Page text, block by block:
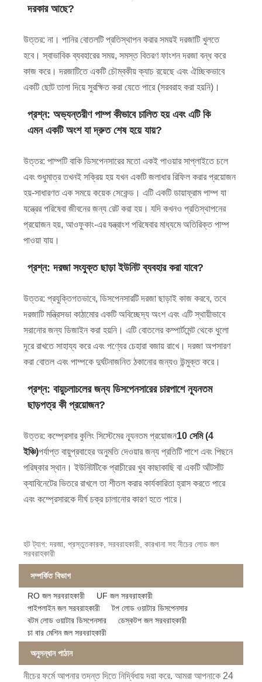
দরকার আছে?
উত্তর: না। পানির বোতলটি প্রতিস্থাপন করার সময়ই দরজাটি খুলতে
হবে। স্বাভাবিক ব্যবহারের সময়, সমস্ত বিতরণ ফাংশন দরজা বন্ধ করে
কাজ করে। দরজাটিতে একটি চৌম্বকীয় ক্যাচ রয়েছে এবং ঐচ্ছিকভাবে
একটি ছোট তালা দিয়ে সুরক্ষিত করা যেতে পারে (সরবরাহ করা হয়নি)।
প্রশ্ন: অভ্যন্তরীণ পাম্প কীভাবে চালিত হয় এবং এটি কি
এমন একটি অংশ যা দ্রুত শেষ হয়ে যায়?
উত্তর: পাম্পটি বাকি ডিসপেনসারের মতো একই পাওয়ার সাপ্লাইতে চলে
এবং শুধুমাত্র তখনই সক্রিয় হয় যখন একটি জলাধার রিফিল করার প্রয়োজন
হয়-সাধারণত এক সময়ে কয়েক সেকেন্ড। এটি একটি ডায়াফ্রাম পাম্প যা
যন্ত্রের পরিষেবা জীবনের জন্য রেট করা হয়। যদি কখনও প্রতিস্থাপনের
প্রয়োজন হয়, আওফুকাং-এর যন্ত্রাংশ পরিষেবার মাধ্যমে অতিরিক্ত পাম্প
পাওয়া যায়।
প্রশ্ন: দরজা সংযুক্ত ছাড়া ইউনিট ব্যবহার করা যাবে?
উত্তর: প্রযুক্তিগতভাবে, ডিসপেনসারটি দরজা ছাড়াই কাজ করবে, তবে
দরজাটি মন্ত্রিসভা কাঠামোর একটি অবিচ্ছেদ্য অংশ এবং এটি স্থায়ীভাবে
সরানোর জন্য ডিজাইন করা হয়নি। এটি বোতলের কম্পার্টমেন্ট থেকে ধুলো
দূরে রাখতে সাহায্য করে এবং পণ্যের চেহারা বজায় রাখে। দরজা অপসারণ
করা বোতল এবং পাম্পকে দুর্ঘটনাজনিত ঠকানোর জন্যও উন্মুক্ত করে।
প্রশ্ন: বায়ুচলাচলের জন্য ডিসপেনসারের চারপাশে ন্যূনতম
ছাড়পত্র কী প্রয়োজন?
উত্তর: কম্প্রেসার কুলিং সিস্টেমের ন্যূনতম প্রয়োজন10 সেমি (4
ইঞ্চি)পর্যাপ্ত বায়ুপ্রবাহের অনুমতি দেওয়ার জন্য প্রতিটি পাশে এবং পিছনে
পরিষ্কার স্থান। ইউনিটটিকে প্রাচীরের খুব কাছাকাছি বা একটি আঁটসাঁট
ক্যাবিনেটের ভিতরে রাখলে তা শীতল করার কার্যকারিতা হ্রাস করতে পারে
এবং কম্প্রেসারকে দীর্ঘ চক্র চালানোর কারণ হতে পারে।
হট ট্যাগ: দরজা, প্রস্তুতকারক, সরবরাহকারী, কারখানা সহ নীচের লোড জল
সরবরাহকারী
সম্পর্কিত বিভাগ
RO জল সরবরাহকারী
UF জল সরবরাহকারী
পাইপলাইন জল সরবরাহকারী
টপ লোড ওয়াটার ডিসপেনসার
বটম লোড ওয়াটার ডিসপেনসার
ডেস্কটপ জল সরবরাহকারী
চা বার মেশিন জল সরবরাহকারী
অনুসন্ধান পাঠান
নীচের ফর্মে আপনার তদন্ত দিতে নির্দ্বিধায় দয়া করে. আমরা আপনাকে 24